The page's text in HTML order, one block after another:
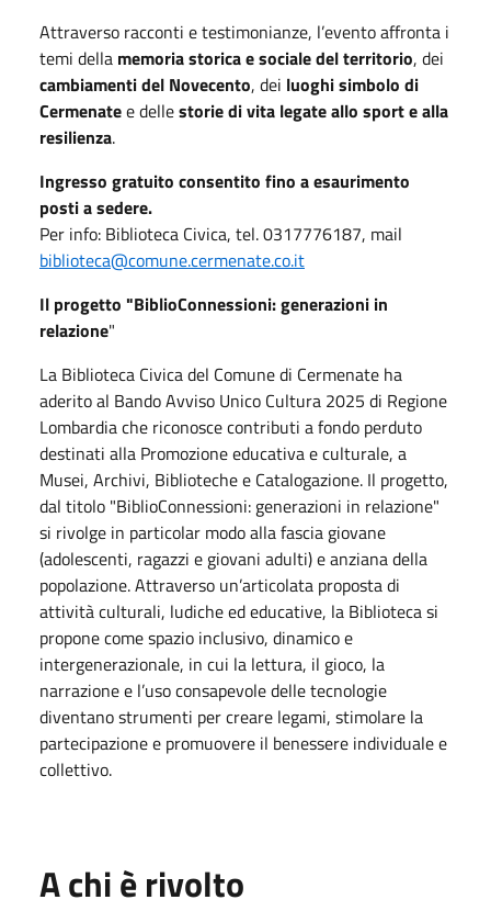
Attraverso racconti e testimonianze, l’evento affronta i
temi della memoria storica e sociale del territorio, dei
cambiamenti del Novecento, dei luoghi simbolo di
Cermenatee dellestorie di vita legate allo sport e alla
resilienza.
Ingresso gratuito consentito fino a esaurimento
posti a sedere.
Per info: Biblioteca Civica, tel. 0317776187, mail
biblioteca@comune.cermenate.co.it
Il progetto "BiblioConnessioni: generazioni in
relazione"
La Biblioteca Civica del Comune di Cermenate ha
aderito al Bando Avviso Unico Cultura 2025 di Regione
Lombardia che riconosce contributi a fondo perduto
destinati alla Promozione educativa e culturale, a
Musei, Archivi, Biblioteche e Catalogazione. Il progetto,
dal titolo "BiblioConnessioni: generazioni in relazione"
si rivolge in particolar modo alla fascia giovane
(adolescenti, ragazzi e giovani adulti) e anziana della
popolazione. Attraverso un’articolata proposta di
attività culturali, ludiche ed educative, la Biblioteca si
propone come spazio inclusivo, dinamico e
intergenerazionale, in cui la lettura, il gioco, la
narrazione e l’uso consapevole delle tecnologie
diventano strumenti per creare legami, stimolare la
partecipazione e promuovere il benessere individuale e
collettivo.
A chi è rivolto